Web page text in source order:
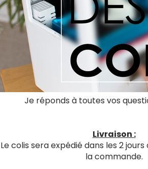
Je réponds à toutes vos
Livraison :
Le colis sera expédié dans les 2
la commande.